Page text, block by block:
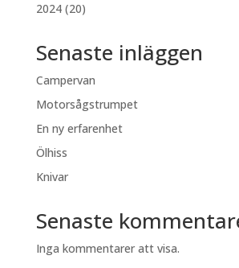
2024 (20)
Senaste inläggen
Campervan
Motorsågstrumpet
En ny erfarenhet
Ölhiss
Knivar
Senaste
Inga kommentarer att visa.